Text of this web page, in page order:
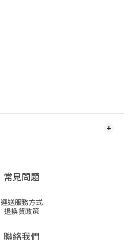
常見問題
運送服務方式
退換貨政策
聯絡我們